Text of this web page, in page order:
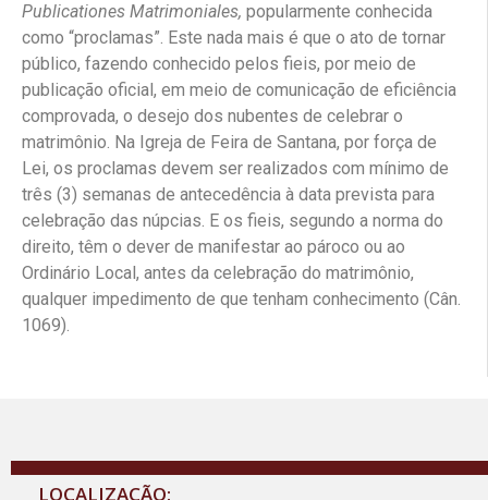
Publicationes Matrimoniales, popularmente conhecida
como “proclamas”. Este nada mais é que o ato de tornar
público, fazendo conhecido pelos fieis, por meio de
publicação oficial, em meio de comunicação de eficiência
comprovada, o desejo dos nubentes de celebrar o
matrimônio. Na Igreja de Feira de Santana, por força de
Lei, os proclamas devem ser realizados com mínimo de
três (3) semanas de antecedência à data prevista para
celebração das núpcias. E os fieis, segundo a norma do
direito, têm o dever de manifestar ao pároco ou ao
Ordinário Local, antes da celebração do matrimônio,
qualquer impedimento de que tenham conhecimento (Cân.
1069).
LOCALIZAÇÃO: